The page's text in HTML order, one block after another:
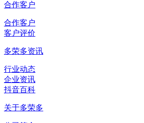
合作客户
合作客户
客户评价
多荣多资讯
行业动态
企业资讯
抖音百科
关于多荣多